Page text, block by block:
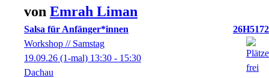
von Emrah Liman
Salsa für Anfänger*innen
26H5172
Workshop // Samstag
19.09.26 (1-mal) 13:30 - 15:30
Dachau